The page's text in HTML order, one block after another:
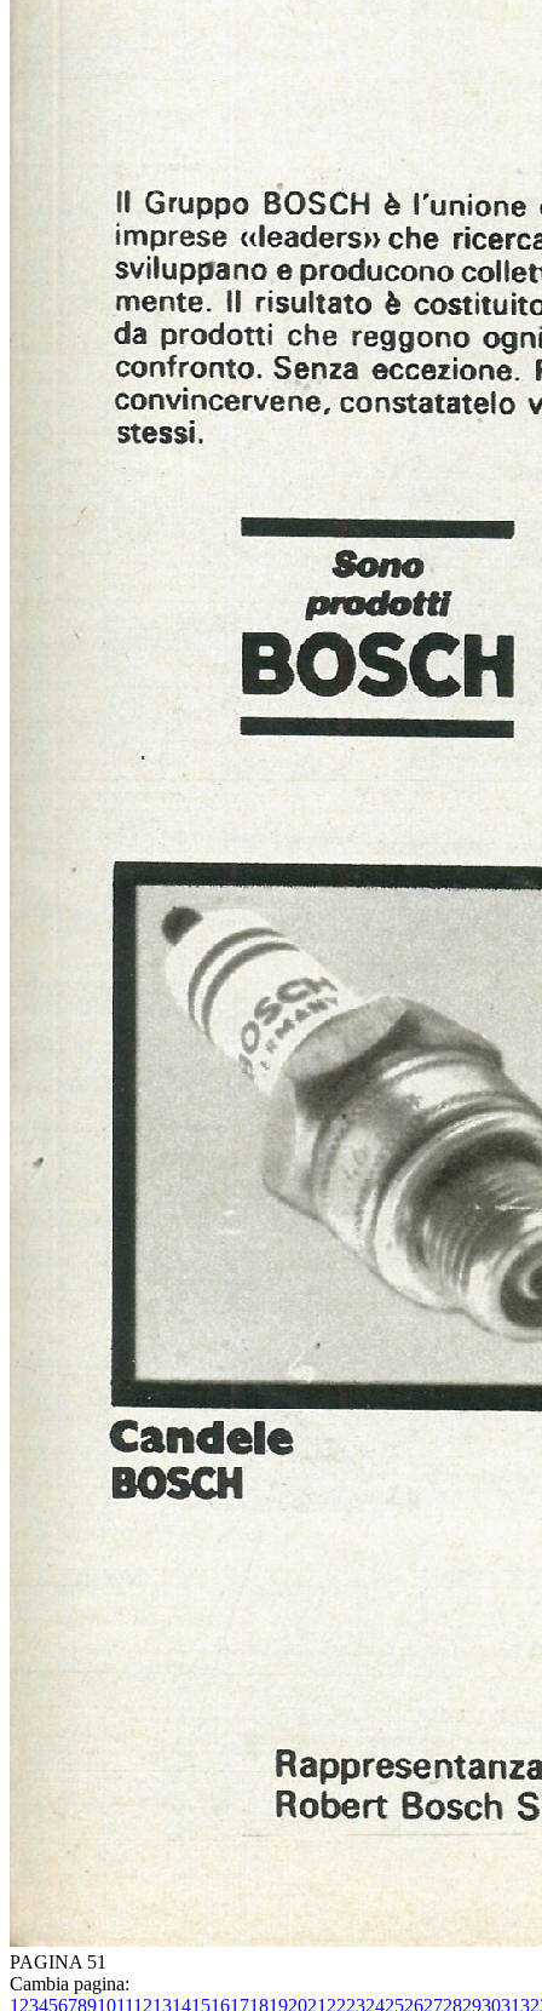
PAGINA 51
Cambia pagina:
1 23456789101112131415161718192021 2223242526272829303132